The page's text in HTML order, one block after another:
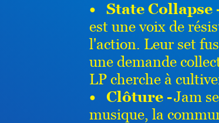
• State Collapse
est une voix de
l'action. Leur set
une demande
LP cherche à
• Clôture -Jam
musique, la